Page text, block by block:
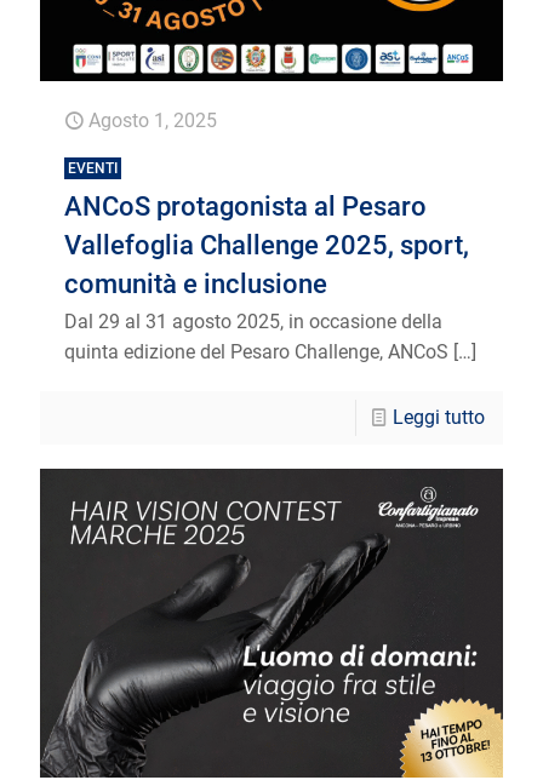
Agosto 1, 2025
EVENTI
ANCoS protagonista al Pesaro
Vallefoglia Challenge 2025, sport,
comunità e inclusione
Dal 29 al 31 agosto 2025, in occasione della
quinta edizione del Pesaro Challenge, ANCoS […]
Leggi tutto